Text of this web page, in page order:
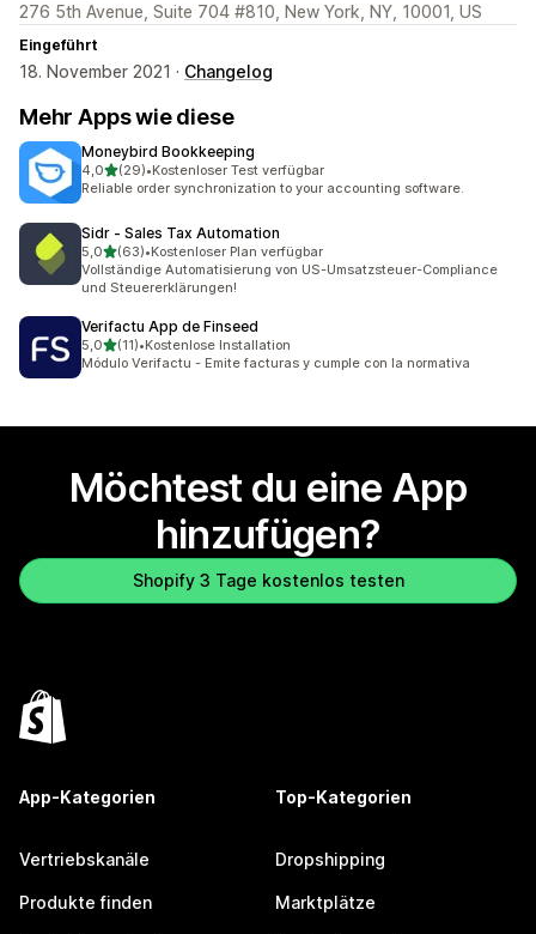
276 5th Avenue, Suite 704 #810, New York, NY, 10001, US
Eingeführt
18. November 2021 · Changelog
Mehr Apps wie diese
Moneybird Bookkeeping
4,0von 5 Sternen
(29)
29 Rezensionen insgesamt
•Kostenloser Test verfügbar
Reliable order synchronization to your accounting software.
Sidr ‑ Sales Tax Automation
5,0von 5 Sternen
(63)
63 Rezensionen insgesamt
•Kostenloser Plan verfügbar
Vollständige Automatisierung von US-Umsatzsteuer-Compliance
und Steuererklärungen!
Verifactu App de Finseed
5,0von 5 Sternen
(11)
11 Rezensionen insgesamt
•Kostenlose Installation
Módulo Verifactu - Emite facturas y cumple con la normativa
Möchtest du eine App
hinzufügen?
Shopify 3 Tage kostenlos testen
App-Kategorien
Vertriebskanäle
Produkte finden
Top-Kategorien
Dropshipping
Marktplätze